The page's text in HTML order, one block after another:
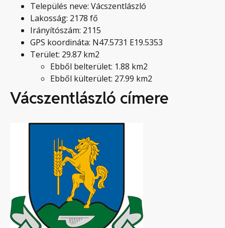
Település neve: Vácszentlászló
Lakosság: 2178 fő
Irányítószám: 2115
GPS koordináta: N47.5731 E19.5353
Terület: 29.87 km2
Ebből belterület: 1.88 km2
Ebből külterület: 27.99 km2
Vácszentlászló címere